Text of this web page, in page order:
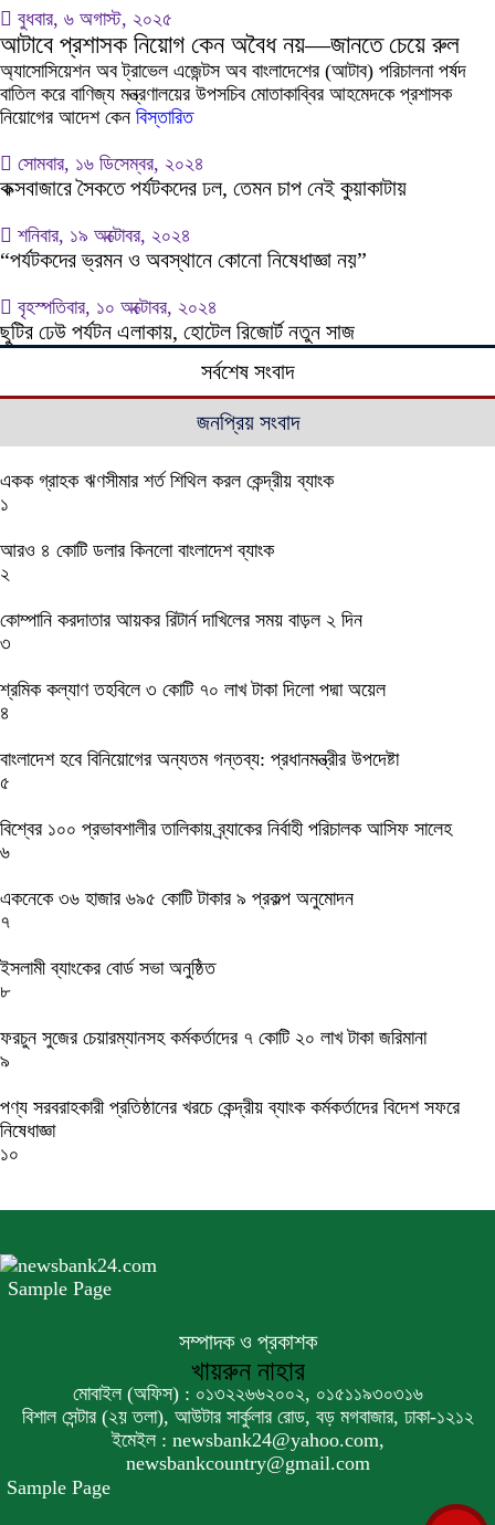
বুধবার, ৬ অগাস্ট, ২০২৫
আটাবে প্রশাসক নিয়োগ কেন অবৈধ নয়—জানতে চেয়ে রুল
অ্যাসোসিয়েশন অব ট্রাভেল এজেন্টস অব বাংলাদেশের (আটাব) পরিচালনা পর্ষদ
বাতিল করে বাণিজ্য মন্ত্রণালয়ের উপসচিব মোতাকাব্বির আহমেদকে প্রশাসক
নিয়োগের আদেশ কেন বিস্তারিত
সোমবার, ১৬ ডিসেম্বর, ২০২৪
কক্সবাজারে সৈকতে পর্যটকদের ঢল, তেমন চাপ নেই কুয়াকাটায়
শনিবার, ১৯ অক্টোবর, ২০২৪
“পর্যটকদের ভ্রমন ও অবস্থানে কোনো নিষেধাজ্ঞা নয়”
বৃহস্পতিবার, ১০ অক্টোবর, ২০২৪
ছুটির ঢেউ পর্যটন এলাকায়, হোটেল রিজোর্ট নতুন সাজ
সর্বশেষ সংবাদ
জনপ্রিয় সংবাদ
একক গ্রাহক ঋণসীমার শর্ত শিথিল করল কেন্দ্রীয় ব্যাংক
১
আরও ৪ কোটি ডলার কিনলো বাংলাদেশ ব্যাংক
২
কোম্পানি করদাতার আয়কর রিটার্ন দাখিলের সময় বাড়ল ২ দিন
৩
শ্রমিক কল্যাণ তহবিলে ৩ কোটি ৭০ লাখ টাকা দিলো পদ্মা অয়েল
৪
বাংলাদেশ হবে বিনিয়োগের অন্যতম গন্তব্য: প্রধানমন্ত্রীর উপদেষ্টা
৫
বিশ্বের ১০০ প্রভাবশালীর তালিকায় ব্র্যাকের নির্বাহী পরিচালক আসিফ সালেহ
৬
একনেকে ৩৬ হাজার ৬৯৫ কোটি টাকার ৯ প্রকল্প অনুমোদন
৭
ইসলামী ব্যাংকের বোর্ড সভা অনুষ্ঠিত
৮
ফরচুন সুজের চেয়ারম্যানসহ কর্মকর্তাদের ৭ কোটি ২০ লাখ টাকা জরিমানা
৯
পণ্য সরবরাহকারী প্রতিষ্ঠানের খরচে কেন্দ্রীয় ব্যাংক কর্মকর্তাদের বিদেশ সফরে
নিষেধাজ্ঞা
১০
Sample Page
সম্পাদক ও প্রকাশক
খায়রুন নাহার
মোবাইল (অফিস) : ০১৩২২৬৬২০০২, ০১৫১১৯৩০৩১৬
বিশাল সেন্টার (২য় তলা), আউটার সার্কুলার রোড, বড় মগবাজার, ঢাকা-১২১২
ইমেইল : newsbank24@yahoo.com,
newsbankcountry@gmail.com
Sample Page